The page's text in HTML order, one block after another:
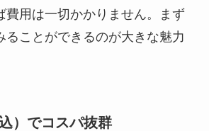
費用は一切かかりません。まず
ることができるのが大きな魅力
）でコスパ抜群